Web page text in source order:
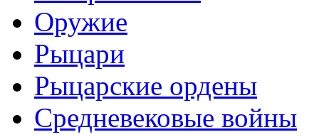
Оружие
Рыцари
Рыцарские ордены
Средневековые войны